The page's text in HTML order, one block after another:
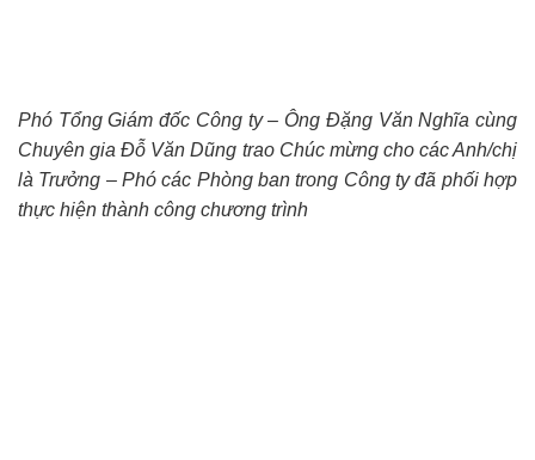
Phó Tổng Giám đốc Công ty – Ông Đặng Văn Nghĩa cùng
Chuyên gia Đỗ Văn Dũng trao Chúc mừng cho các Anh/chị
là Trưởng – Phó các Phòng ban trong Công ty đã phối hợp
thực hiện thành công chương trình